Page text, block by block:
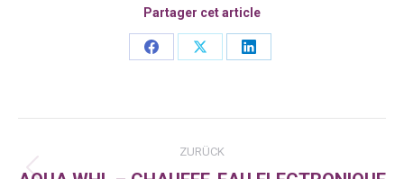
Partager cet article
Share
Share
Share
Kommentarnavigation
ZURÜCK